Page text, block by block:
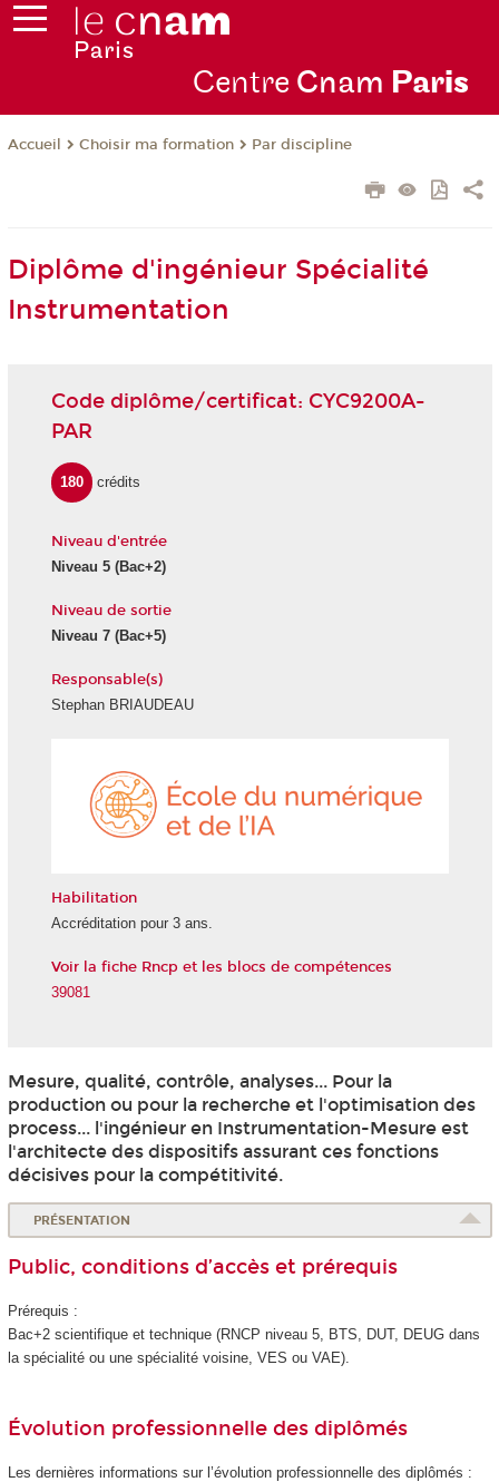
Centre Cnam Paris
Accueil Choisir ma formation Par discipline
Diplôme d'ingénieur Spécialité
Instrumentation
Code diplôme/certificat: CYC9200A-
PAR
180 crédits
Niveau d'entrée
Niveau 5(Bac+2)
Niveau de sortie
Niveau 7(Bac+5)
Responsable(s)
Stephan BRIAUDEAU
Habilitation
Accréditation pour 3 ans.
Voir la fiche Rncp et les blocs de compétences
39081
Mesure, qualité, contrôle, analyses... Pour la
production ou pour la recherche et l'optimisation des
process... l'ingénieur en Instrumentation-Mesure est
l'architecte des dispositifs assurant ces fonctions
décisives pour la compétitivité.
PRÉSENTATION
Public, conditions d’accès et prérequis
Prérequis :
Bac+2 scientifique et technique (RNCP niveau 5, BTS, DUT, DEUG dans
la spécialité ou une spécialité voisine, VES ou VAE).
Évolution professionnelle des diplômés
Les dernières informations sur l’évolution professionnelle des diplômés :